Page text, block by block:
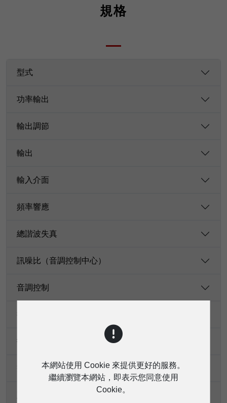
規格
型式
功率輸出
輸出調節
輸出
輸入介面
頻率響應
總諧波失真
訊噪比（音調控制中心）
音調控制
控制旋鈕
指示燈
交流電源本網站使用 Cookie 來提供更好的服務。
繼續瀏覽本網站，即表示您同意使用
Cookie。